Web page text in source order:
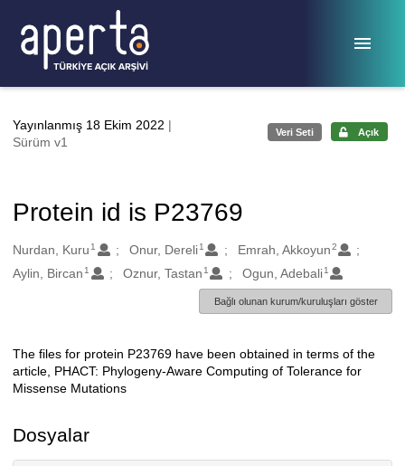
Yayınlanmış 18 Ekim 2022 |
Sürüm v1
Veri Seti Açık
Protein id is P23769
Oluşturanlar
Nurdan, Kuru 1 Onur, Dereli 1 Emrah, Akkoyun2
Aylin, Bircan 1 Oznur, Tastan 1 Ogun, Adebali 1
Bağlı olunan kurum/kuruluşları göster
Açıklama
The files for protein P23769 have been obtained in terms of the
article, PHACT: Phylogeny-Aware Computing of Tolerance for
Missense Mutations
Dosyalar